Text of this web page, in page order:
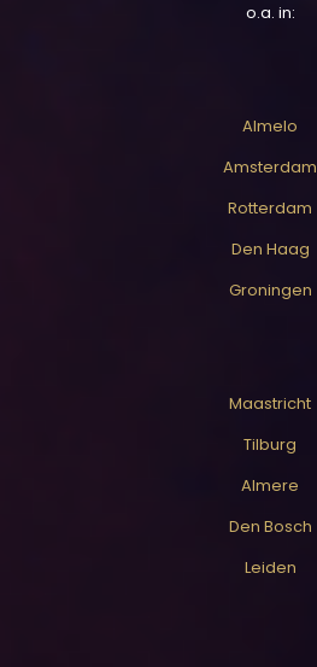
o.a. in:
Almelo
Amsterdam
Rotterdam
Den Haag
Groningen
Maastricht
Tilburg
Almere
Den Bosch
Leiden